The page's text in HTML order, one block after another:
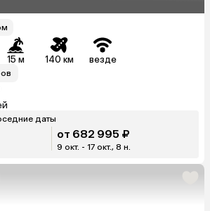
15 м 140 км везде
даты
от 682 995 ₽
9 окт. - 17 окт., 8 н.